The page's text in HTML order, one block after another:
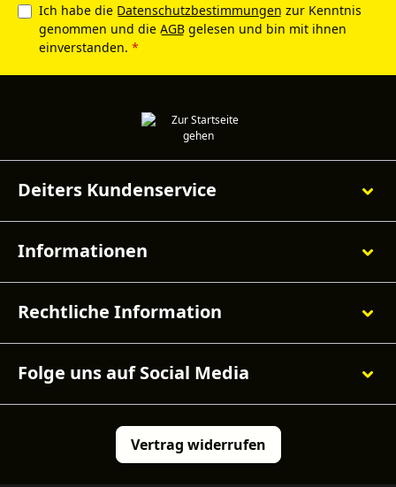
Ich habe die Datenschutzbestimmungen zur Kenntnis
genommen und die AGB gelesen und bin mit ihnen
einverstanden. *
Deiters Kundenservice
Informationen
Rechtliche Information
Folge uns auf Social Media
Vertrag widerrufen